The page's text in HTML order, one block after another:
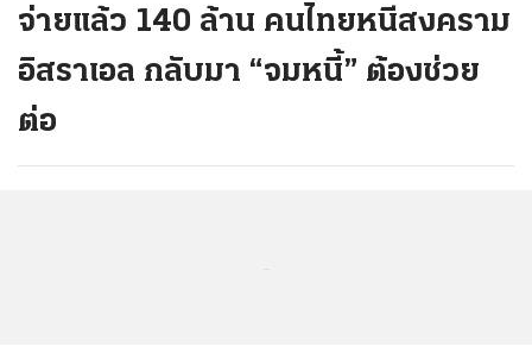
จ่ายแล้ว 140 ล้าน คนไทยหนีสงคราม
อิสราเอล กลับมา “จมหนี้” ต้องช่วย
ต่อ